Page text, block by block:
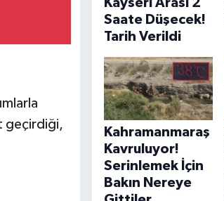
geçirdiği,
Saate Düşecek!
Tarih Verildi
Kahramanmaraş
Kavruluyor!
Serinlemek İçin
Bakın Nereye